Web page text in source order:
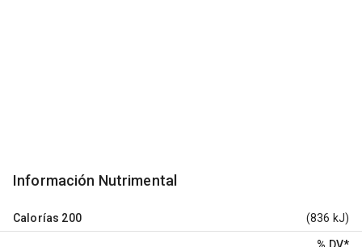
Información Nutrimental
Calorías 200 (836 kJ)
% DV*